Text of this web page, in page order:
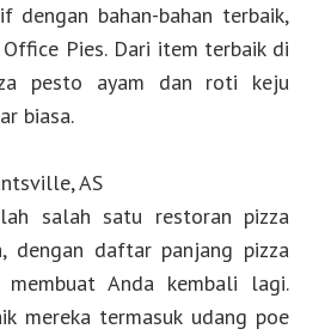
dengan bahan-bahan terbaik,
Pies. Dari item terbaik di
pesto ayam dan roti keju
biasa.
AS
salah satu restoran pizza
dengan daftar panjang pizza
Anda kembali lagi.
mereka termasuk udang poe